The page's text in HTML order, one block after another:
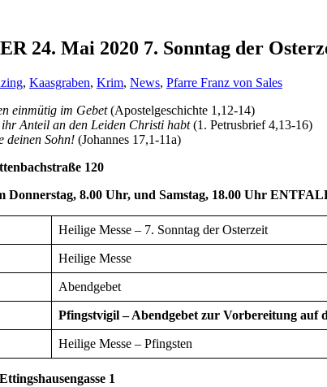
24. Mai 2020 7. Sonntag der
, Kaasgraben, Krim, News, Pfarre Franz von Sales
einmütig im Gebet(Apostelgeschichte 1,12-14)
ihr Anteil an den Leiden Christi habt(1. Petrusbrief 4,13-16)
deinen Sohn! (Johannes 17,1-11a)
120
Donnerstag, 8.00 Uhr, und Samstag, 18.00 Uhr
Heilige Messe – 7. Sonntag der Osterzeit
Heilige Messe
Abendgebet
Pfingstvigil – Abendgebet zur Vorbereitung auf
Heilige Messe – Pfingsten
1